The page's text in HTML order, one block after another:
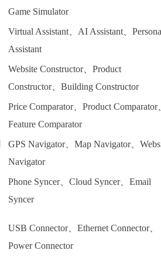
Game Simulator
Virtual Assistant、AI Assistant、
Assistant
Website Constructor、Product
Constructor、Building Constructor
Price Comparator、Product Comparator
Feature Comparator
GPS Navigator、Map Navigator、
Navigator
Phone Syncer、Cloud Syncer、Email
Syncer
USB Connector、Ethernet Connector、
Power Connector